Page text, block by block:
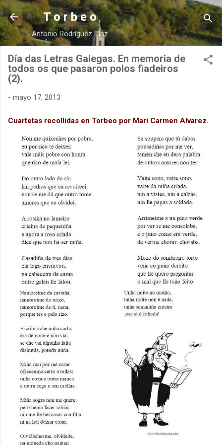
Ir al contenido principal
T o r b e o
Antonio Rodríguez Díaz
Día das Letras Galegas. En memoria de
todos os que pasaron polos fiadeiros
(2).
- mayo 17, 2013
Cuartetas recollidas en Torbeo por Mari Carmen Alvarez.